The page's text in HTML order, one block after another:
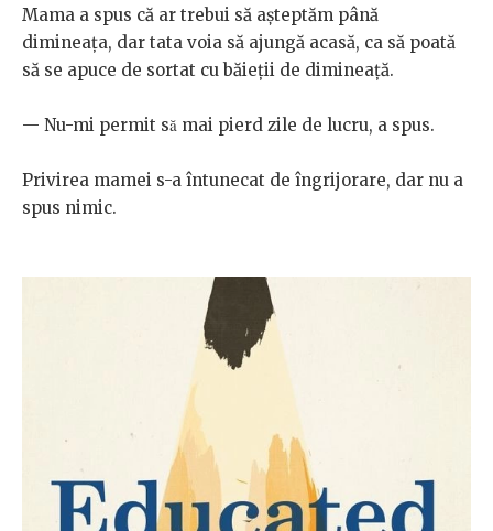
Mama a spus că ar trebui să așteptăm până
dimineața, dar tata voia să ajungă acasă, ca să poată
să se apuce de sortat cu băieții de dimineață.
— Nu-mi permit să mai pierd zile de lucru, a spus.
Privirea mamei s-a întunecat de îngrijorare, dar nu a
spus nimic.